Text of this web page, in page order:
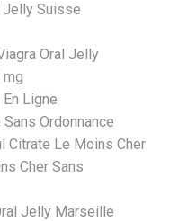
Jelly Suisse
Oral Jelly
mg
Ligne
Ordonnance
Citrate Le Moins Cher
Cher Sans
Jelly Marseille